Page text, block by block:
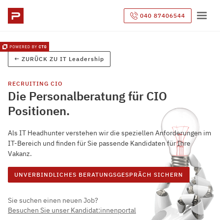
040 87406544
← ZURÜCK ZU IT Leadership
RECRUITING CIO
Die Personalberatung für CIO
Positionen.
Als IT Headhunter verstehen wir die speziellen Anforderungen im
IT-Bereich und finden für Sie passende Kandidaten für Ihre
Vakanz.
UNVERBINDLICHES BERATUNGSGESPRÄCH SICHERN
Sie suchen einen neuen Job?
Besuchen Sie unser Kandidat:innenportal